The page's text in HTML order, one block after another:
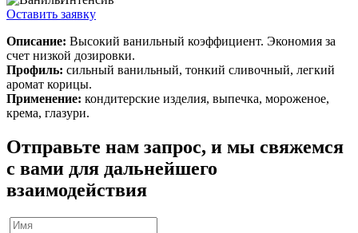
Оставить заявку
Описание: Высокий ванильный коэффициент. Экономия за
счет низкой дозировки.
Профиль: сильный ванильный, тонкий сливочный, легкий
аромат корицы.
Применение: кондитерские изделия, выпечка, мороженое,
крема, глазури.
Отправьте нам запрос, и мы свяжемся
с вами для дальнейшего
взаимодействия